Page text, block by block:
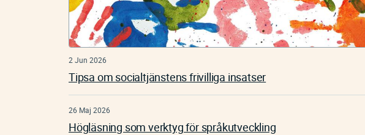
2 Jun 2026
Tipsa om socialtjänstens frivilliga insatser
26 Maj 2026
Högläsning som verktyg för språkutveckling